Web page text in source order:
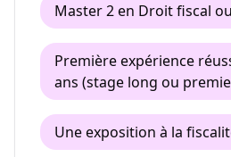
Master 2 en Droit fiscal
Première expérience
ans (stage long ou
Une exposition à la